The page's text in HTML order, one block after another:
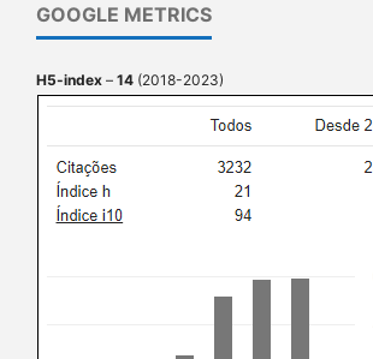
GOOGLE METRICS
H5-index – 14 (2018-2023)